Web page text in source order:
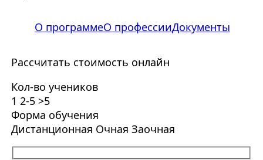
О программеО профессииДокументы
Рассчитать стоимость онлайн
Кол-во учеников
1 2-5 >5
Форма обучения
Дистанционная Очная Заочная